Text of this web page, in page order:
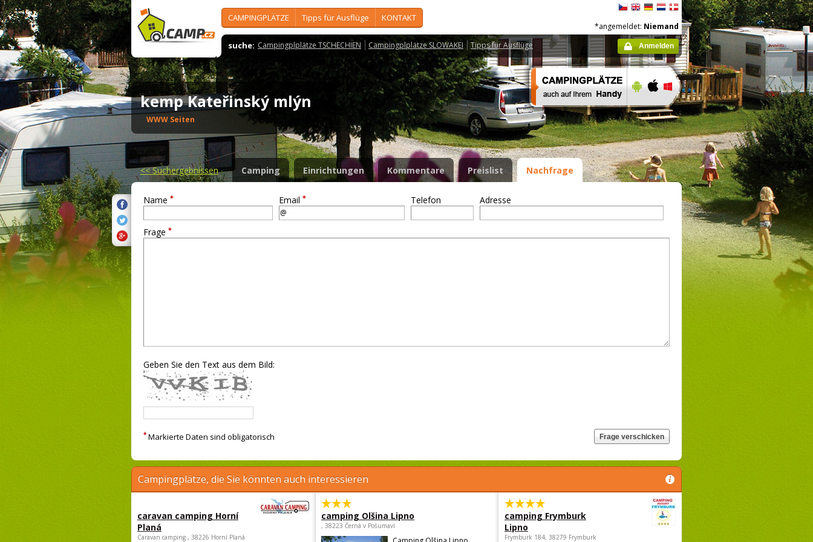
CAMPINGPLÄTZE Tipps für Ausflüge KONTAKT
suche: Campingplplätze TSCHECHIEN Campingplplätze SLOWAKEI Tipps für Ausflüge
*angemeldet: Niemand
Anmelden
kemp Kateřinský mlýn
WWW Seiten
<<Suchergebnissen Camping Einrichtungen Kommentare Preislist Nachfrage
Name * Email * Telefon Adresse
Frage *
Geben Sie den Text aus dem Bild:
* Markierte Daten sind obligatorisch
Campingplätze, die Sie könnten auch interessieren
caravan camping Horní
Planá
Caravan camping , 38226 Horní Planá
camping Olšina Lipno
, 38223 Černá v Pošumaví
camping Frymburk
Lipno
Frymburk 184, 38279 Frymburk